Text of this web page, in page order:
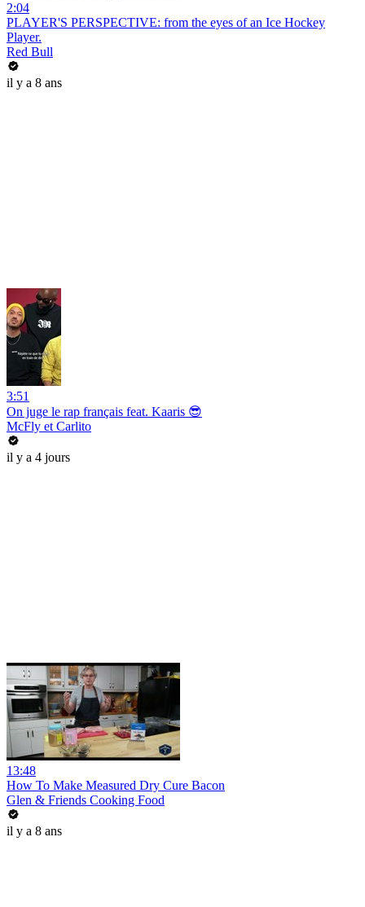
2:04
PLAYER'S PERSPECTIVE: from the eyes of an Ice Hockey
Player.
Red Bull
il y a 8 ans
3:51
On juge le rap français feat. Kaaris 😎
McFly et Carlito
il y a 4 jours
13:48
How To Make Measured Dry Cure Bacon
Glen & Friends Cooking Food
il y a 8 ans